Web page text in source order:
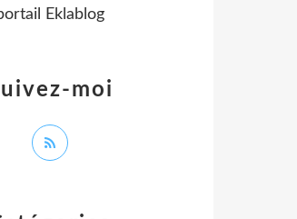
moi
Eklablog